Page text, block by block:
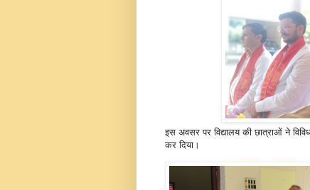
इस अवसर पर विद्यालय की छात्राओं ने
कर दिया।